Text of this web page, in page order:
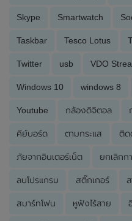
Skype Smartwatch
Taskbar Tesco Lotus
Twitter usb VDO
Windows 10 windows 8
Youtube กล้องดิจิตอล
คีย์บอร์ด ตามกระแส ติด
ภัยจากอินเตอร์เน็ต ยกเลิกก
ลบโปรแกรม สติ๊กเกอร์
สมาร์ทโฟน หูฟังไร้สาย